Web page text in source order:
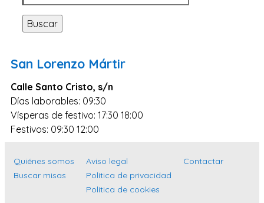
Valladolid
Sevilla
Santa Cruz de Tenerife
Cantabria
Islas Baleares
Las Palmas
Buscar
San Lorenzo Mártir
Calle Santo Cristo, s/n
Días laborables: 09:30
Vísperas de festivo: 17:30 18:00
Festivos: 09:30 12:00
Quiénes somos
Buscar misas
Aviso legal
Política de privacidad
Política de cookies
Contactar